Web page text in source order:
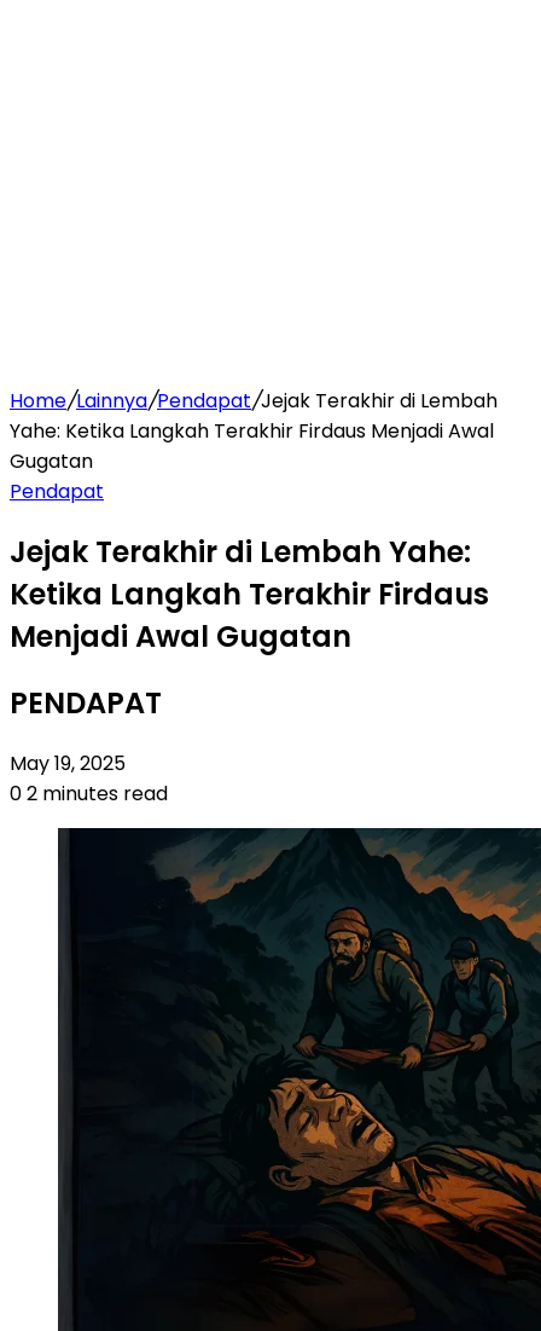
Home/Lainnya/Pendapat/Jejak Terakhir di Lembah
Yahe: Ketika Langkah Terakhir Firdaus Menjadi Awal
Gugatan
Pendapat
Jejak Terakhir di Lembah Yahe:
Ketika Langkah Terakhir Firdaus
Menjadi Awal Gugatan
PENDAPAT
May 19, 2025
02 minutes read